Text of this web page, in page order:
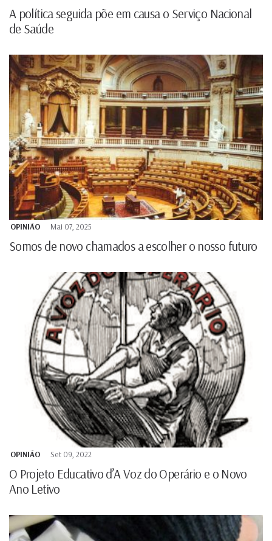
A política seguida põe em causa o Serviço Nacional
de Saúde
OPINIÃO Mai 07, 2025
Somos de novo chamados a escolher o nosso futuro
OPINIÃO Set 09, 2022
O Projeto Educativo d’A Voz do Operário e o Novo
Ano Letivo